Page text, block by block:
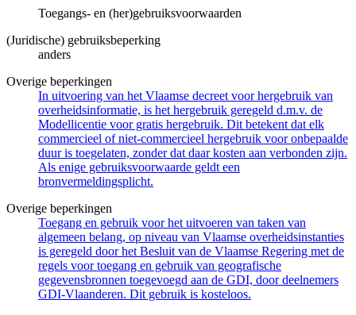
Toegangs- en (her)gebruiksvoorwaarden
(Juridische) gebruiksbeperking
anders
Overige beperkingen
In uitvoering van het Vlaamse decreet voor hergebruik van
overheidsinformatie, is het hergebruik geregeld d.m.v. de
Modellicentie voor gratis hergebruik. Dit betekent dat elk
commercieel of niet-commercieel hergebruik voor onbepaalde
duur is toegelaten, zonder dat daar kosten aan verbonden zijn.
Als enige gebruiksvoorwaarde geldt een
bronvermeldingsplicht.
Overige beperkingen
Toegang en gebruik voor het uitvoeren van taken van
algemeen belang, op niveau van Vlaamse overheidsinstanties
is geregeld door het Besluit van de Vlaamse Regering met de
regels voor toegang en gebruik van geografische
gegevensbronnen toegevoegd aan de GDI, door deelnemers
GDI-Vlaanderen. Dit gebruik is kosteloos.